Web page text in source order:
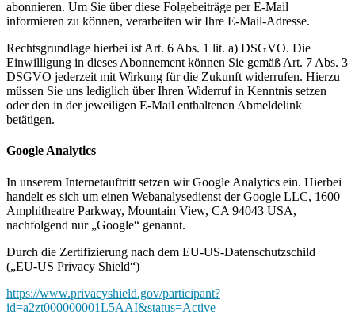
abonnieren. Um Sie über diese Folgebeiträge per E-Mail
informieren zu können, verarbeiten wir Ihre E-Mail-Adresse.
Rechtsgrundlage hierbei ist Art. 6 Abs. 1 lit. a) DSGVO. Die
Einwilligung in dieses Abonnement können Sie gemäß Art. 7 Abs. 3
DSGVO jederzeit mit Wirkung für die Zukunft widerrufen. Hierzu
müssen Sie uns lediglich über Ihren Widerruf in Kenntnis setzen
oder den in der jeweiligen E-Mail enthaltenen Abmeldelink
betätigen.
Google Analytics
In unserem Internetauftritt setzen wir Google Analytics ein. Hierbei
handelt es sich um einen Webanalysedienst der Google LLC, 1600
Amphitheatre Parkway, Mountain View, CA 94043 USA,
nachfolgend nur „Google“ genannt.
Durch die Zertifizierung nach dem EU-US-Datenschutzschild
(„EU-US Privacy Shield“)
https://www.privacyshield.gov/participant?
id=a2zt000000001L5AAI&status=Active